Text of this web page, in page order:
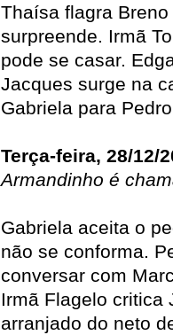
Thaísa flagra
surpreende. Irmã
pode se casar.
Jacques surge na
Gabriela para
Terça-feira, 28/12/
Armandinho é
Gabriela aceita o
não se conforma.
conversar com
Irmã Flagelo critica
arranjado do neto